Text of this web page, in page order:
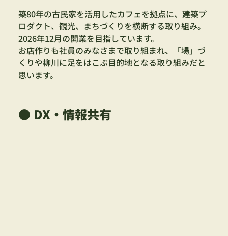
築80年の古民家を活用したカフェを拠点に、建築プ
ロダクト、観光、まちづくりを横断する取り組み。
2026年12月の開業を目指しています。
お店作りも社員のみなさまで取り組まれ、「場」づ
くりや柳川に足をはこぶ目的地となる取り組みだと
思います。
● DX・情報共有